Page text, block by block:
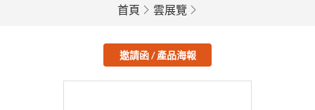
首頁 雲展覽
邀請函 / 產品海報